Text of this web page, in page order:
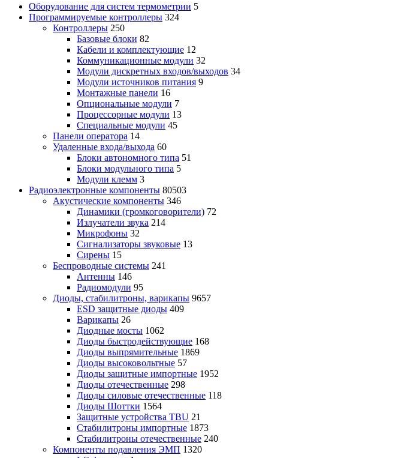
Оборудование для систем термометрии 5
Программируемые контроллеры 324
Контроллеры 250
Базовые блоки 82
Кабели и комплектующие 12
Коммуникационные модули 32
Модули дискретных входов/выходов 34
Модули источников питания 9
Монтажные панели 16
Опциональные модули 7
Процессорные модули 13
Специальные модули 45
Панели оператора 14
Удаленные входа/выхода 60
Блоки автономного типа 51
Блоки модульного типа 5
Модули клемм 3
Радиоэлектронные компоненты 80503
Акустические компоненты 346
Динамики (громкоговорители) 72
Излучатели звука 214
Микрофоны 32
Сигнализаторы звуковые 13
Сирены 15
Беспроводные системы 241
Антенны 146
Радиомодули 95
Диоды, стабилитроны, варикапы 9657
ESD защитные диоды 409
Варикапы 26
Диодные мосты 1062
Диоды быстродействующие 168
Диоды выпрямительные 1869
Диоды высоковольтные 57
Диоды защитные импортные 1952
Диоды отечественные 298
Диоды силовые отечественные 118
Диоды Шоттки 1564
Защитные устройства TBU 21
Стабилитроны импортные 1873
Стабилитроны отечественные 240
Компоненты подавления ЭМП 1320